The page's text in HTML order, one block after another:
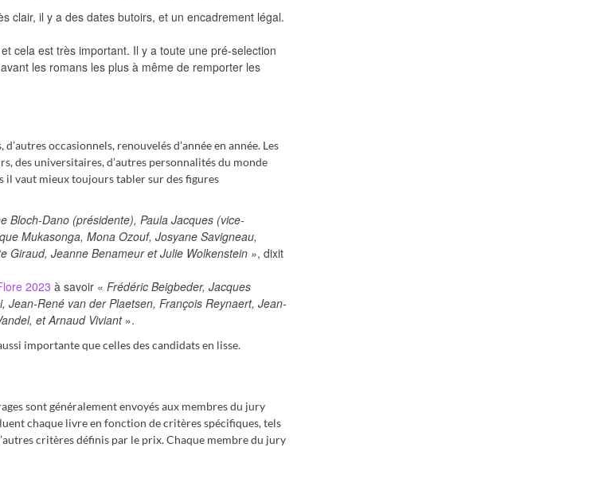
clair, il y a des dates butoirs, et un encadrement légal.
cela est très important. Il y a toute une pré-selection
les romans les plus à même de remporter les
occasionnels, renouvelés d’année en année. Les
des universitaires, d’autres personnalités du monde
vaut mieux toujours tabler sur des figures
Bloch-Dano (présidente), Paula Jacques (vice-
Mukasonga, Mona Ozouf, Josyane Savigneau,
Giraud, Jeanne Benameur et Julie Wolkenstein », dixit
2023 à savoir « Frédéric Beigbeder, Jacques
René van der Plaetsen, François Reynaert, Jean-
et Arnaud Viviant ».
importante que celles des candidats en lisse.
sont généralement envoyés aux membres du jury
chaque livre en fonction de critères spécifiques, tels
critères définis par le prix. Chaque membre du jury